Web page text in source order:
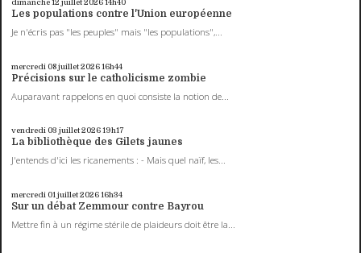
dimanche 12 juillet 202614h40
Les populations contre l'Union européenne
Je n'écris pas "les peuples" mais "les populations",...
mercredi 08juillet 202616h44
Précisions sur le catholicisme zombie
Auparavant rappelons en quoi consiste la notion de...
vendredi 03 juillet 202619h17
La bibliothèque des Gilets jaunes
J'entends d'ici les ricanements : - Mais quel naïf, les...
mercredi 01 juillet 202616h34
Sur un débat Zemmour contre Bayrou
Mettre fin à un régime stérile de plaideurs doit être la...